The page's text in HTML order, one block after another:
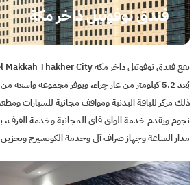
فندق نوفوتيل ذاخر مكة
بُعد 5.2 كيلومتر من غار حِراء، ويوفر مجموعة واسعة
ذلك مركز للياقة البدنية ومواقف مجانية للسيارات
نجوم ويقدم خدمة الواي فاي المجانية وخدمة الغرف،
مدار الساعة وجهاز صراف آلي وخدمة الكونسيرج وتخزين